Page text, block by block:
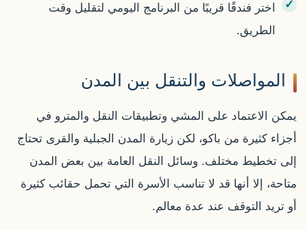
اختر فندقًا قريبًا من البرنامج اليومي لتقليل وقت
الطريق.
المواصلات والتنقل بين المدن
يمكن الاعتماد على المشي وتطبيقات النقل والمترو في
أجزاء كثيرة من باكو، لكن زيارة المدن الجبلية والقرى تحتاج
إلى تخطيط مختلف. وسائل النقل العامة بين بعض المدن
متاحة، إلا أنها قد لا تناسب الأسرة التي تحمل حقائب كثيرة
أو تريد التوقف عند عدة معالم.